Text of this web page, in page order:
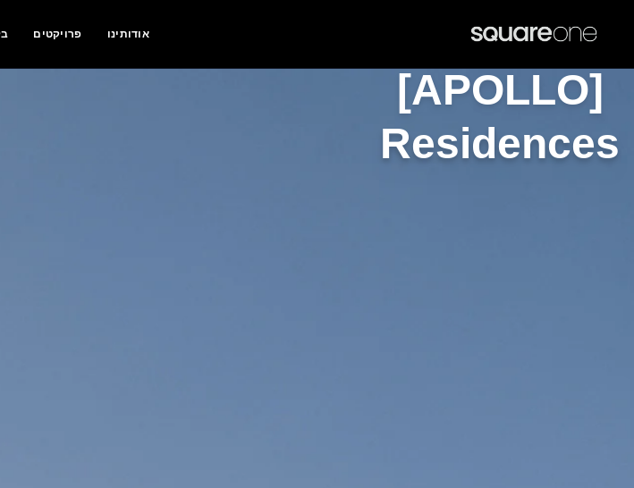
אודותינו פרויקטים
[APOLLO]
Residences